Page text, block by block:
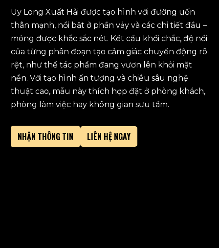
Uy Long Xuất Hải được tạo hình với đường uốn
thân mạnh, nổi bật ở phần vảy và các chi tiết đầu –
móng được khắc sắc nét. Kết cấu khối chắc, độ nổi
của từng phân đoạn tạo cảm giác chuyển động rõ
rệt, như thể tác phẩm đang vươn lên khỏi mặt
nền. Với tạo hình ấn tượng và chiều sâu nghệ
thuật cao, mẫu này thích hợp đặt ở phòng khách,
phòng làm việc hay không gian sưu tầm.
NHẬN THÔNG TIN LIÊN HỆ NGAY